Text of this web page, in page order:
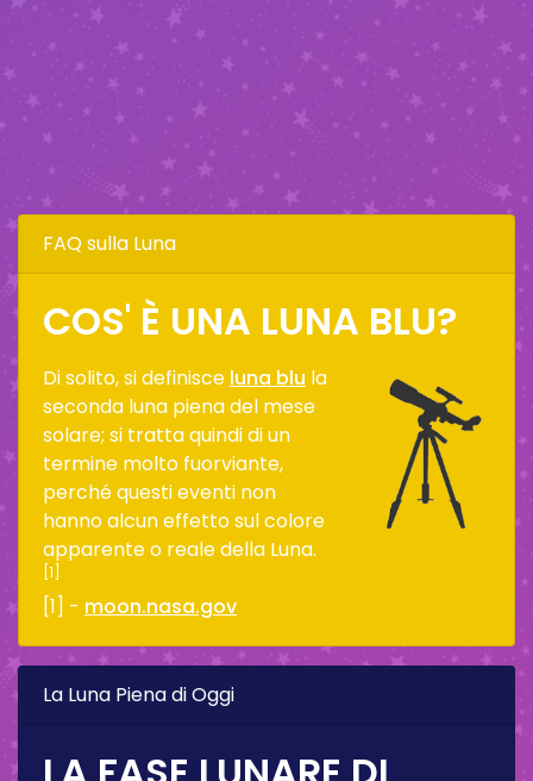
FAQ sulla Luna
COS' È UNA LUNA BLU?
Di solito, si definisce luna blu la
seconda luna piena del mese
solare; si tratta quindi di un
termine molto fuorviante,
perché questi eventi non
hanno alcun effetto sul colore
apparente o reale della Luna.
[1]
[1] - moon.nasa.gov
La Luna Piena di Oggi